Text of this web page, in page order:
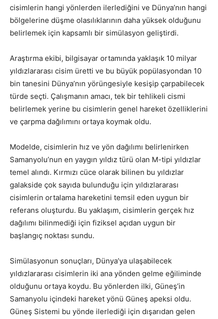
cisimlerin hangi yönlerden ilerlediğini ve Dünya’nın hangi
bölgelerine düşme olasılıklarının daha yüksek olduğunu
belirlemek için kapsamlı bir simülasyon geliştirdi.
Araştırma ekibi, bilgisayar ortamında yaklaşık 10 milyar
yıldızlararası cisim üretti ve bu büyük popülasyondan 10
bin tanesini Dünya’nın yörüngesiyle kesişip çarpabilecek
türde seçti. Çalışmanın amacı, tek bir tehlikeli cismi
belirlemek yerine bu cisimlerin genel hareket özelliklerini
ve çarpma dağılımını ortaya koymak oldu.
Modelde, cisimlerin hız ve yön dağılımı belirlenirken
Samanyolu’nun en yaygın yıldız türü olan M-tipi yıldızlar
temel alındı. Kırmızı cüce olarak bilinen bu yıldızlar
galakside çok sayıda bulunduğu için yıldızlararası
cisimlerin ortalama hareketini temsil eden uygun bir
referans oluşturdu. Bu yaklaşım, cisimlerin gerçek hız
dağılımı bilinmediği için fiziksel açıdan uygun bir
başlangıç noktası sundu.
Simülasyonun sonuçları, Dünya’ya ulaşabilecek
yıldızlararası cisimlerin iki ana yönden gelme eğiliminde
olduğunu ortaya koydu. Bu yönlerden ilki, Güneş’in
Samanyolu içindeki hareket yönü Güneş apeksi oldu.
Güneş Sistemi bu yönde ilerlediği için dışarıdan gelen